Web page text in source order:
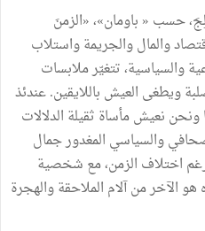
حسب « باومان»، «الزمنَ
والمال والجريمة واستلاب
والسياسية، تتغيّر ملابسات
ويطغى العيش باللايقين. عندئذ
نعيش مأساة ثقيلة الدلالات
والسياسي المغدور جمال
اختلاف الزمن، مع شخصية
هو الآخر من آلام الملاحقة والهجرة